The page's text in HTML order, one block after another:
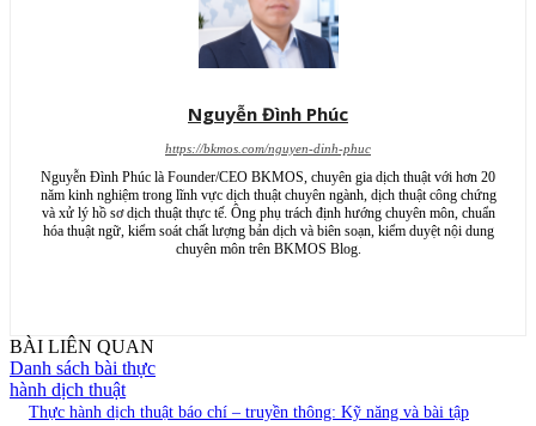
Nguyễn Đình Phúc
https://bkmos.com/nguyen-dinh-phuc
Nguyễn Đình Phúc là Founder/CEO BKMOS, chuyên gia dịch thuật với hơn 20
năm kinh nghiệm trong lĩnh vực dịch thuật chuyên ngành, dịch thuật công chứng
và xử lý hồ sơ dịch thuật thực tế. Ông phụ trách định hướng chuyên môn, chuẩn
hóa thuật ngữ, kiểm soát chất lượng bản dịch và biên soạn, kiểm duyệt nội dung
chuyên môn trên BKMOS Blog.
BÀI LIÊN QUAN
Danh sách bài thực
hành dịch thuật
Thực hành dịch thuật báo chí – truyền thông: Kỹ năng và bài tập